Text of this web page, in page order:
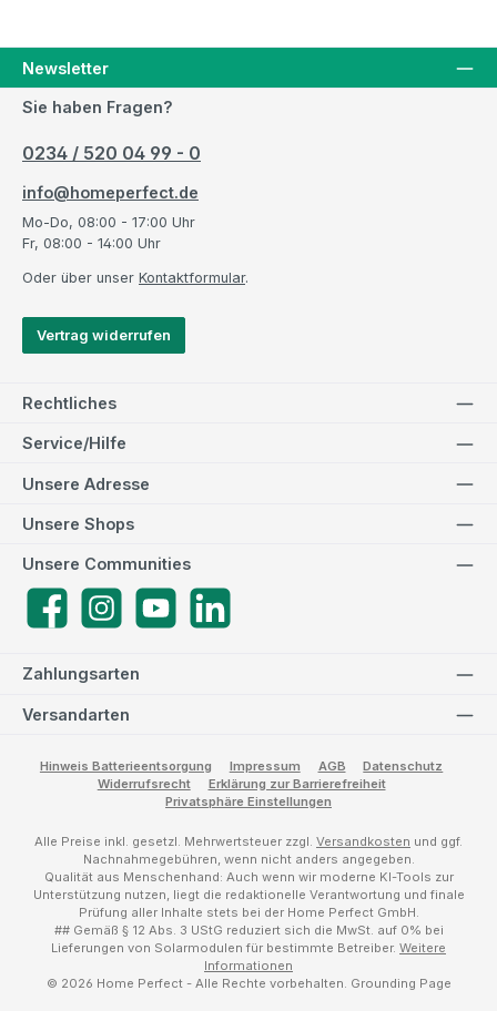
Newsletter
Sie haben Fragen?
0234 / 520 04 99 - 0
info@homeperfect.de
Mo-Do, 08:00 - 17:00 Uhr
Fr, 08:00 - 14:00 Uhr
Oder über unser Kontaktformular.
Vertrag widerrufen
Rechtliches
Service/Hilfe
Zahlungsarten
Versandarten
Unsere Adresse
Unsere Communities
FacebookInstagramYouTube
Unsere Shops
Hinweis Batterieentsorgung Impressum AGB
Datenschutz
Widerrufsrecht
Erklärung zur Barrierefreiheit
Privatsphäre Einstellungen
Alle Preise inkl. gesetzl. Mehrwertsteuer zzgl. Versandkosten und ggf.
Nachnahmegebühren, wenn nicht anders angegeben.
Qualität aus Menschenhand: Auch wenn wir moderne KI-Tools zur
Unterstützung nutzen, liegt die redaktionelle Verantwortung und finale
Prüfung aller Inhalte stets bei der Home Perfect GmbH.
## Gemäß § 12 Abs. 3 UStG reduziert sich die MwSt. auf 0% bei
Lieferungen von Solarmodulen für bestimmte Betreiber. Weitere
Informationen
© 2026 Home Perfect - Alle Rechte vorbehalten. Grounding Page